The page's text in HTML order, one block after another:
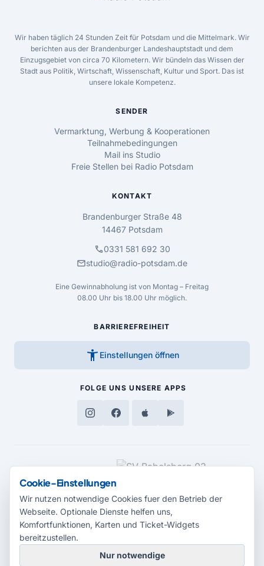
Wir haben täglich 24 Stunden Zeit für Potsdam und die Mittelmark. Wir
berichten aus der Brandenburger Landeshauptstadt und dem
Einzugsgebiet von circa 70 Kilometern. Wir bündeln das Wissen der
Stadt aus Politik, Wirtschaft, Wissenschaft, Kultur und Sport. Das ist
unsere lokale Kompetenz.
SENDER
Vermarktung, Werbung & Kooperationen
Teilnahmebedingungen
Mail ins Studio
Freie Stellen bei Radio Potsdam
KONTAKT
Brandenburger Straße 48
14467 Potsdam
call0331 581 692 30
mailstudio@radio-potsdam.de
Eine Gewinnabholung ist von Montag – Freitag
08.00 Uhr bis 18.00 Uhr möglich.
BARRIEREFREIHEIT
accessibility_new Einstellungen öffnen
FOLGE UNS UNSERE APPS
MEDIENPARTNER
Cookie-Einstellungen
Wir nutzen notwendige Cookies fuer den Betrieb der
Webseite. Optionale Dienste helfen uns,
Komfortfunktionen, Karten und Ticket-Widgets
bereitzustellen.
Nur notwendige